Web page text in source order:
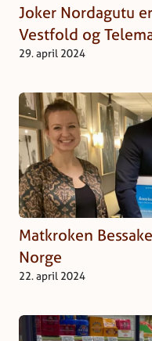
Joker Nordagutu
Vestfold og
29. april 2024
Matkroken
Norge
22. april 2024